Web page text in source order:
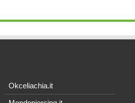
Okceliachia.it